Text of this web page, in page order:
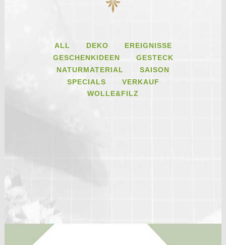
ALL DEKO
EREIGNISSE
GESCHENKIDEEN
GESTECK
NATURMATERIAL
SAISON
SPECIALS
VERKAUF
WOLLE&FILZ